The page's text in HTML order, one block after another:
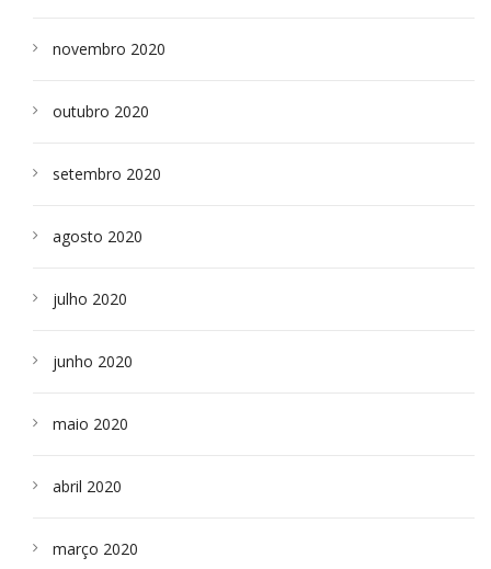
novembro 2020
outubro 2020
setembro 2020
agosto 2020
julho 2020
junho 2020
maio 2020
abril 2020
março 2020